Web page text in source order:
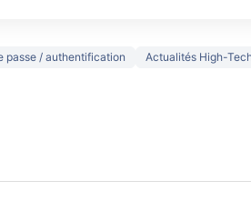
passe / authentification Actualités High-
que vous